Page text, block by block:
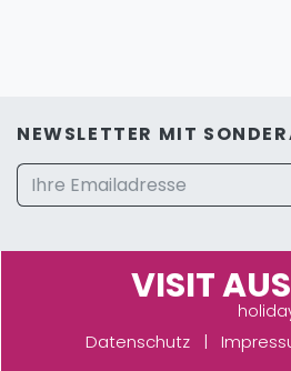
NEWSLETTER MIT
VISIT
Datenschutz |